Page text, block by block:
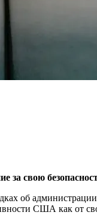
за свою
об
США как от